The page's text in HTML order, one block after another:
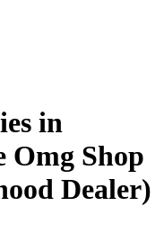
in
Omg Shop
Dealer)